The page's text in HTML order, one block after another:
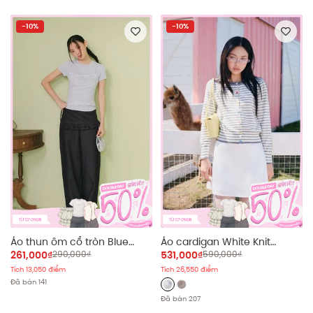
-10%
Áo thun ôm cổ tròn Blue
Cotton Short Sleeves Top
261,000₫290,000₫
Tích 13,050 điểm
Đã bán 141
-10%
Áo cardigan White Knit
Striped Buttoned Cardigan
531,000₫590,000₫
Tích 26,550 điểm
Đã bán 207